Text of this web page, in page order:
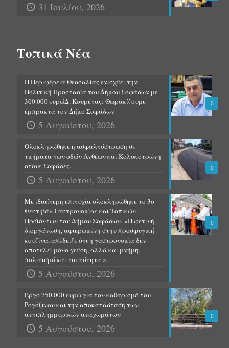
31 Ιουλίου, 2026
Τοπικά Νέα
0
Η Περιφέρεια Θεσσαλίας ενισχύει την
Πολιτική Προστασία του Δήμου Σοφάδων με
300.000 ευρώΔ. Κουρέτας: Θωρακίζουμε
έμπρακτα τον Δήμο Σοφάδων
5 Αυγούστου, 2026
0
Ολοκληρώθηκε η ασφαλτόστρωση σε
τμήματα των οδών Ανθέων και Κολοκοτρώνη
στους Σοφάδες.
5 Αυγούστου, 2026
0
Με ιδιαίτερη επιτυχία ολοκληρώθηκε το 3ο
Φεστιβάλ Γαστρονομίας και Τοπικών
Προϊόντων του Δήμου Σοφάδων.-«Η φετινή
διοργάνωση, αφιερωμένη στην προσφυγική
κουζίνα, απέδειξε ότι η γαστρονομία δεν
αποτελεί μόνο γεύση, αλλά και μνήμη,
πολιτισμό και ταυτότητα.»
5 Αυγούστου, 2026
0
Έργο 750.000 ευρώ για τον καθαρισμό του
Ρογόζινου και την αποκατάσταση των
αντιπλημμυρικών αναχωμάτων
5 Αυγούστου, 2026